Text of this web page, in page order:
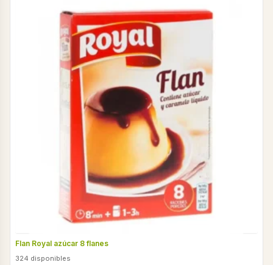
Flan Royal azúcar 8 flanes
324 disponibles